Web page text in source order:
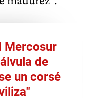
Mercosur
de
un corsé